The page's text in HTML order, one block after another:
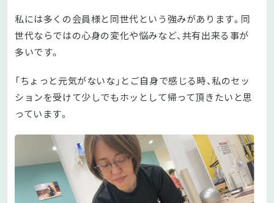
私には多くの会員様と同世代という強みがあります。同
世代ならではの心身の変化や悩みなど、共有出来る事が
多いです。
「ちょっと元気がないな」とご自身で感じる時、私のセッ
ションを受けて少しでもホッとして帰って頂きたいと思
っています。